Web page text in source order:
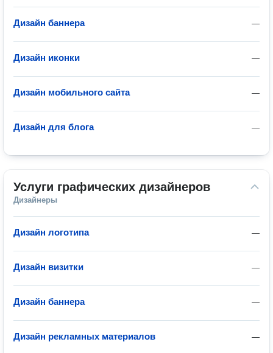
—
Дизайн баннера
—
Дизайн иконки
—
Дизайн мобильного сайта
—
Дизайн для блога
Услуги графических дизайнеров
Дизайнеры
—
Дизайн логотипа
—
Дизайн визитки
—
Дизайн баннера
—
Дизайн рекламных материалов